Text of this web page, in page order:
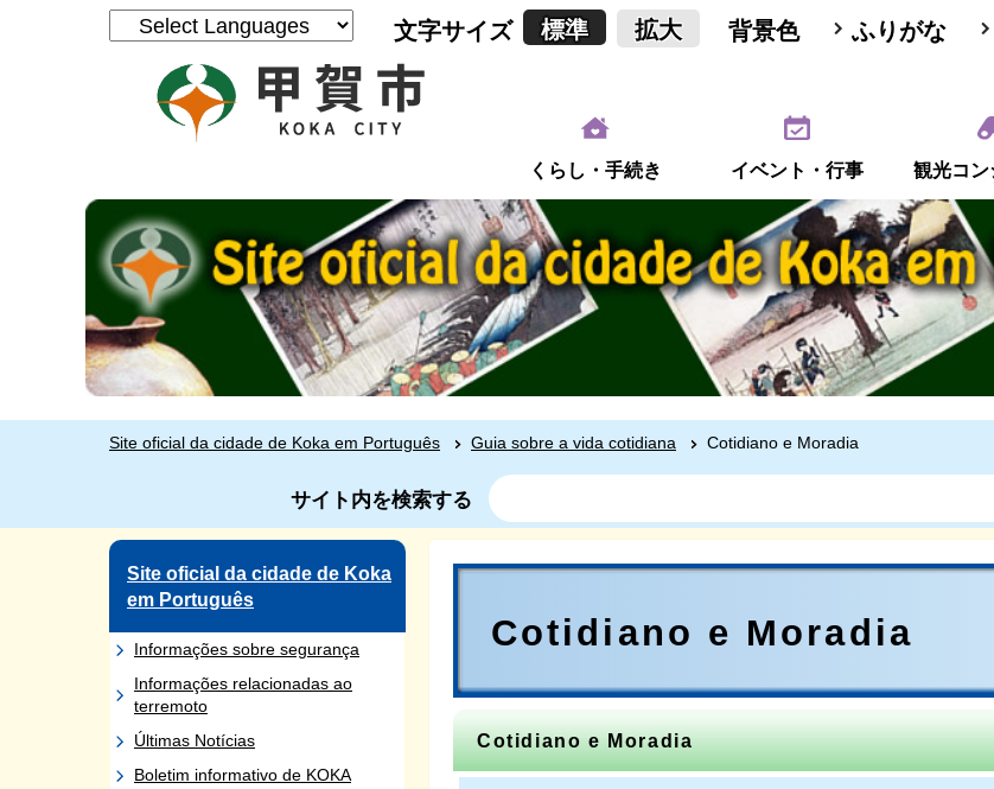
文字サイズ 標準 拡大 背景色 ふりがな
くらし・手続き イベント・行事 観光コン
Site oficial da cidade de Koka em Português Guia sobre a vida cotidiana Cotidiano e Moradia
サイト内を検索する
Site oficial da cidade de Koka
em Português
Informações sobre segurança
Informações relacionadas ao
terremoto
Últimas Notícias
Boletim informativo de KOKA
Cotidiano e Moradia
Cotidiano e Moradia